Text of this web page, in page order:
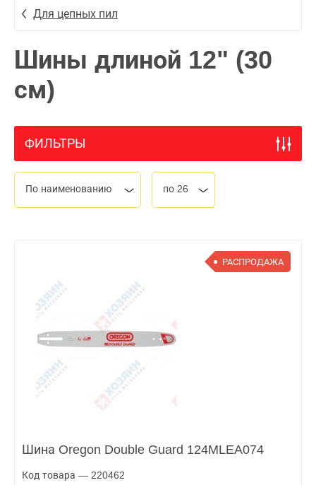
Для цепных пил
Шины длиной 12" (30
см)
ФИЛЬТРЫ
По наименованию по 26
РАСПРОДАЖА
Шина Oregon Double Guard 124MLEA074
Код товара — 220462